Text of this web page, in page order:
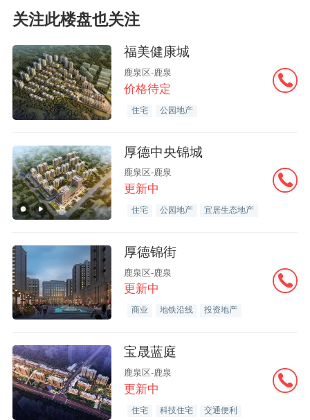
关注此楼盘也关注
福美健康城
鹿泉区-鹿泉
价格待定
住宅 公园地产
厚德中央锦城
鹿泉区-鹿泉
更新中
住宅 公园地产 宜居生态地产
厚德锦街
鹿泉区-鹿泉
更新中
商业 地铁沿线 投资地产
宝晟蓝庭
鹿泉区-鹿泉
更新中
住宅 科技住宅 交通便利